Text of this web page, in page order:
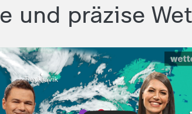
und präzise